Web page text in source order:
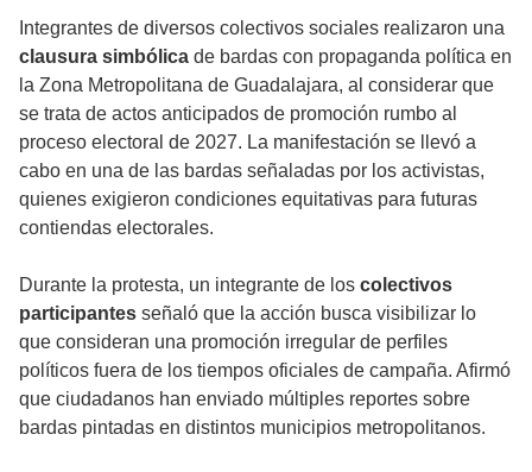
Integrantes de diversos colectivos sociales realizaron una
clausura simbólica de bardas con propaganda política en
la Zona Metropolitana de Guadalajara, al considerar que
se trata de actos anticipados de promoción rumbo al
proceso electoral de 2027. La manifestación se llevó a
cabo en una de las bardas señaladas por los activistas,
quienes exigieron condiciones equitativas para futuras
contiendas electorales.
Durante la protesta, un integrante de los colectivos
participantes señaló que la acción busca visibilizar lo
que consideran una promoción irregular de perfiles
políticos fuera de los tiempos oficiales de campaña. Afirmó
que ciudadanos han enviado múltiples reportes sobre
bardas pintadas en distintos municipios metropolitanos.